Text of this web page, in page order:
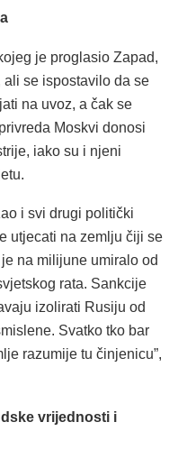
je proglasio Zapad,
se ispostavilo da se
na uvoz, a čak se
Moskvi donosi
iako su i njeni
i svi drugi politički
utjecati na zemlju čiji se
na milijune umiralo od
rata. Sankcije
izolirati Rusiju od
Svatko tko bar
razumije tu činjenicu”,
vrijednosti i